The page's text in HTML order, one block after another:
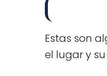
Estas son
el lugar y